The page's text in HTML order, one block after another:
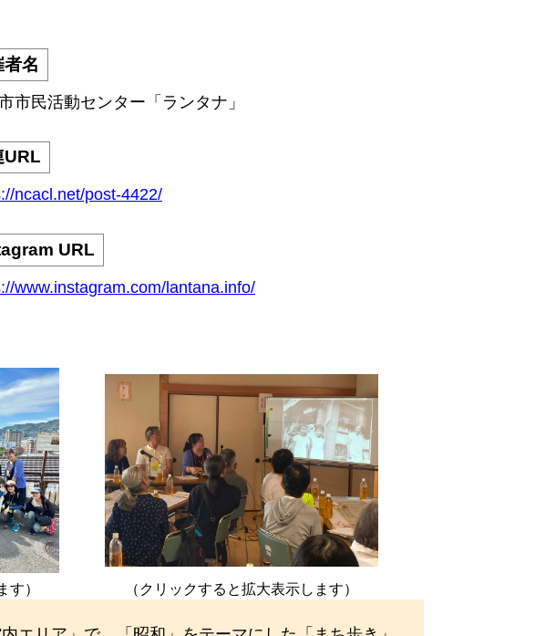
者名
市民活動センター「ランタナ」
URL
ncacl.net/post-4422/
URL
www.instagram.com/lantana.info/
す） （クリックすると拡大表示します）